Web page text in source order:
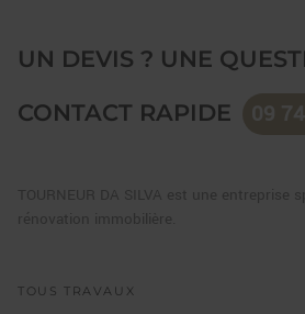
UN DEVIS ? UNE
CONTACT RAPIDE
09
TOUS TRAVAUX